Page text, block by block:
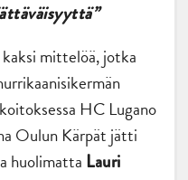
mittelöä, jotka
HC Lugano
Oulun Kärpät jätti
huolimatta Lauri